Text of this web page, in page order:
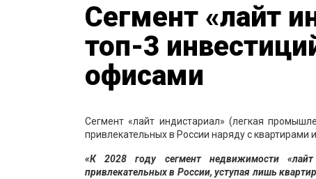
Сегмент «лайт
топ-3
офисами
Сегмент «лайт индистариал» (легкая
привлекательных в России наряду с
«К 2028 году сегмент недвижимости
привлекательных в России, уступая лишь